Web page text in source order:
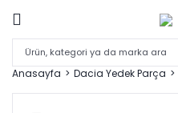
Anasayfa Dacia Yedek Parça